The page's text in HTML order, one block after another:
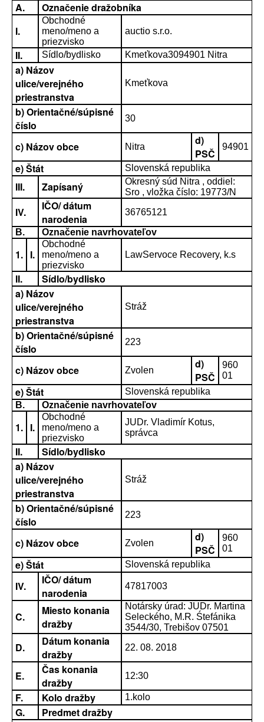
A.
Označenie dražobníka
I.
Obchodné
meno/meno a
priezvisko
auctio s.r.o.
II. Sídlo/bydlisko Kmeťkova3094901 Nitra
a) Názov
ulice/verejného
priestranstva
Kmeťkova
b) Orientačné/súpisné
číslo
30
c) Názov obce Nitra
d)
PSČ
94901
e) Štát Slovenská republika
III. Zapísaný
Okresný súd Nitra , oddiel:
Sro , vložka číslo: 19773/N
IV.
IČO/ dátum
narodenia
36765121
B.
Označenie navrhovateľov
1. I.
Obchodné
meno/meno a
priezvisko
LawServoce Recovery, k.s
II.
Sídlo/bydlisko
a) Názov
ulice/verejného
priestranstva
Stráž
b) Orientačné/súpisné
číslo
223
c) Názov obce Zvolen
d)
PSČ
960
01
e) Štát
Slovenská republika
B.
Označenie navrhovateľov
1. I.
Obchodné
meno/meno a
priezvisko
JUDr. Vladimír Kotus,
správca
II.
Sídlo/bydlisko
a) Názov
ulice/verejného
priestranstva
Stráž
b) Orientačné/súpisné
číslo
223
c) Názov obce Zvolen
d)
PSČ
960
01
e) Štát Slovenská republika
IV.
IČO/ dátum
narodenia
47817003
C.
Miesto konania
dražby
Notársky úrad: JUDr. Martina
Seleckého, M.R. Śtefánika
3544/30, Trebišov 07501
D.
Dátum konania
dražby
22. 08. 2018
E.
Čas konania
dražby
12:30
F. Kolo dražby 1.kolo
G. Predmet dražby